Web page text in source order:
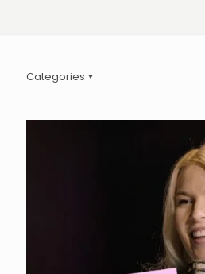
Categories
ANNIKA HELENDI. AI